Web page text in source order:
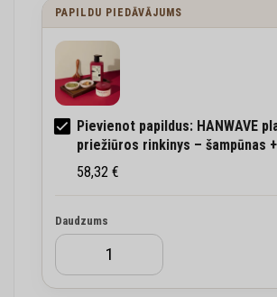
PAPILDU PIEDĀVĀJUMS
Pievienot papildus: HANWAVE
priežiūros rinkinys – šampūnas
58,32 €
Daudzums